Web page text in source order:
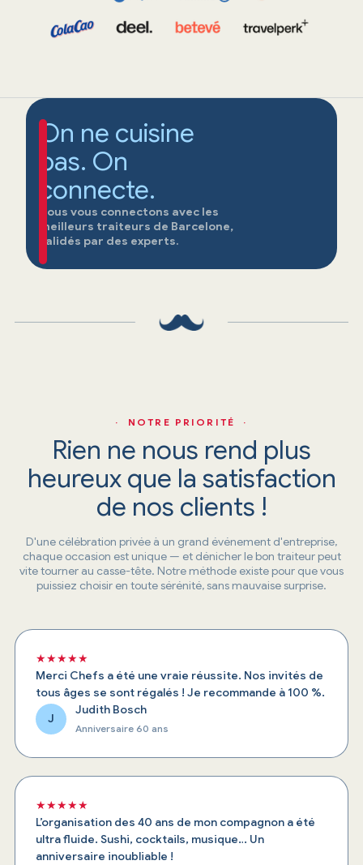
On ne cuisine
pas. On
connecte.
Nous vous connectons avec les
meilleurs traiteurs de Barcelone,
validés par des experts.
· NOTRE PRIORITÉ ·
Rien ne nous rend plus
heureux que la satisfaction
de nos clients !
D'une célébration privée à un grand événement d'entreprise,
chaque occasion est unique — et dénicher le bon traiteur peut
vite tourner au casse-tête. Notre méthode existe pour que vous
puissiez choisir en toute sérénité, sans mauvaise surprise.
★★★★★
Merci Chefs a été une vraie réussite. Nos invités de
tous âges se sont régalés ! Je recommande à 100 %.
J
Judith Bosch
Anniversaire 60 ans
★★★★★
L’organisation des 40 ans de mon compagnon a été
ultra fluide. Sushi, cocktails, musique… Un
anniversaire inoubliable !